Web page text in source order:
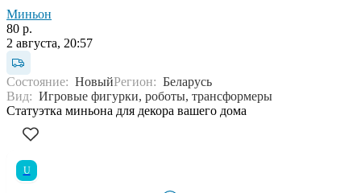
Миньон
80 р.
2 августа, 20:57
Состояние: НовыйРегион: Беларусь
Вид: Игровые фигурки, роботы, трансформеры
Статуэтка миньона для декора вашего дома
U